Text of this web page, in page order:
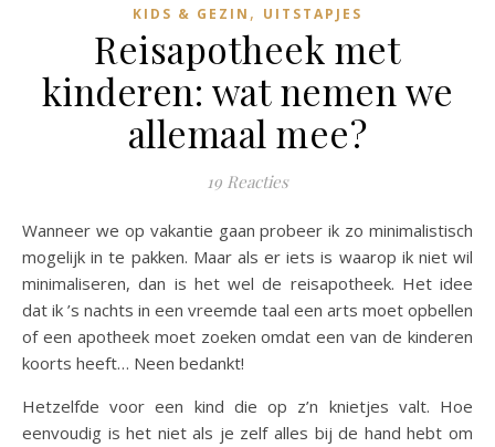
KIDS & GEZIN , UITSTAPJES
Reisapotheek met
kinderen: wat nemen we
allemaal mee?
19 Reacties
Wanneer we op vakantie gaan probeer ik zo minimalistisch
mogelijk in te pakken. Maar als er iets is waarop ik niet wil
minimaliseren, dan is het wel de reisapotheek. Het idee
dat ik ’s nachts in een vreemde taal een arts moet opbellen
of een apotheek moet zoeken omdat een van de kinderen
koorts heeft… Neen bedankt!
Hetzelfde voor een kind die op z’n knietjes valt. Hoe
eenvoudig is het niet als je zelf alles bij de hand hebt om